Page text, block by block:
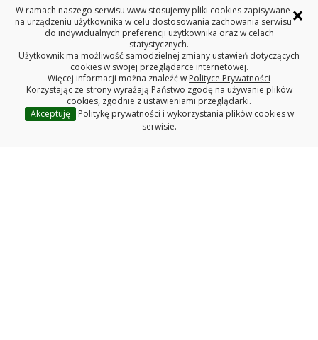
Informacja o uczelni w polskim języku migowym (PJM)oraz
youtube.
Informacja o pętlach induktofonicznych.
Redakcja serwisu www
×
W ramach naszego serwisu www stosujemy pliki cookies zapisywane
na urządzeniu użytkownika w celu dostosowania zachowania serwisu
do indywidualnych preferencji użytkownika oraz w celach
statystycznych.
Użytkownik ma możliwość samodzielnej zmiany ustawień dotyczących
cookies w swojej przeglądarce internetowej.
Więcej informacji można znaleźć w Polityce Prywatności
Korzystając ze strony wyrażają Państwo zgodę na używanie plików
cookies, zgodnie z ustawieniami przeglądarki.
Akceptuję
Politykę prywatności i wykorzystania plików cookies w
serwisie.